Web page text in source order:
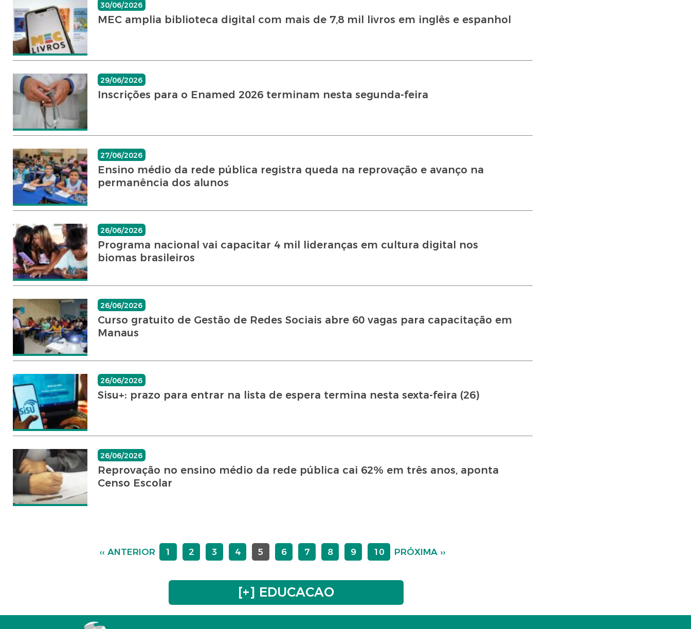
30/06/2026
MEC amplia biblioteca digital com mais de 7,8 mil livros em inglês e espanhol
29/06/2026
Inscrições para o Enamed 2026 terminam nesta segunda-feira
27/06/2026
Ensino médio da rede pública registra queda na reprovação e avanço na
permanência dos alunos
26/06/2026
Programa nacional vai capacitar 4 mil lideranças em cultura digital nos
biomas brasileiros
26/06/2026
Curso gratuito de Gestão de Redes Sociais abre 60 vagas para capacitação em
Manaus
26/06/2026
Sisu+: prazo para entrar na lista de espera termina nesta sexta-feira (26)
26/06/2026
Reprovação no ensino médio da rede pública cai 62% em três anos, aponta
Censo Escolar
‹‹ ANTERIOR 1 2 3 4 5 6 7 8 9 10 PRÓXIMA ››
[+] EDUCACAO